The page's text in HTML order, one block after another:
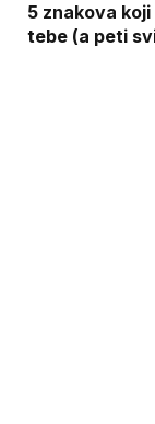
5 znakova
tebe (a peti